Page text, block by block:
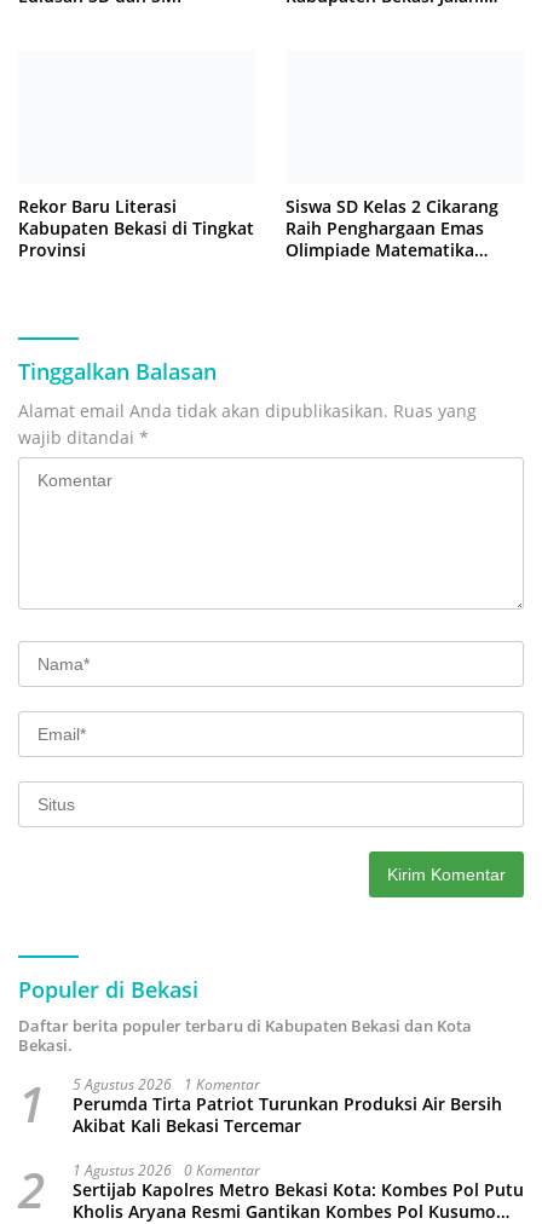
Rekor Baru Literasi
Kabupaten Bekasi di Tingkat
Provinsi
Siswa SD Kelas 2 Cikarang
Raih Penghargaan Emas
Olimpiade Matematika
Tinggalkan Balasan
Alamat email Anda tidak akan dipublikasikan. Ruas yang
wajib ditandai *
Populer di Bekasi
Daftar berita populer terbaru di Kabupaten Bekasi dan Kota
Bekasi.
1 5 Agustus 2026 1 Komentar
Perumda Tirta Patriot Turunkan Produksi Air Bersih
Akibat Kali Bekasi Tercemar
2 1 Agustus 2026 0 Komentar
Sertijab Kapolres Metro Bekasi Kota: Kombes Pol Putu
Kholis Aryana Resmi Gantikan Kombes Pol Kusumo